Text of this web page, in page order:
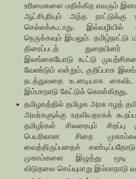
உரிமைகளை மதிக்கிற எவரும்
ஆட்சிபுரியும் அந்த
செல்லக்கூடாது.
நெருக்கவும் இயலும். தமிழ்நாட்டு
திரைப்படத் துறையினர்
இலங்கையோடு கூட்டு
வேண்டும் என்றும், குறிப்பாக
நடத்துவதை உடனடியாக
இம்மாநாடு கேட்டுக் கொள்கிறது.
தமிழகத்தில் தமிழக அரசு ஈழத்
அவர்களுக்கு உதவியதாகக்
தமிழர்கள் சிலரையும்
பெயரிலான சிறை
வைத்திருப்பதைக்
முகாம்களை இழுத்து மூடி
விடுதலை செய்யுமாறு இம்மாநாடு